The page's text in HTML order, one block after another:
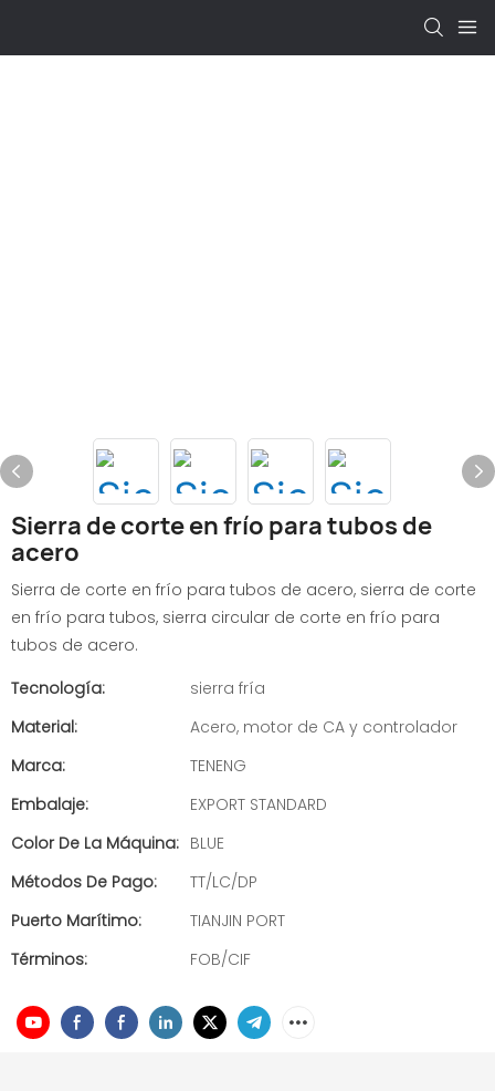
Sierra de corte en frío para tubos de
acero
Sierra de corte en frío para tubos de acero, sierra de corte
en frío para tubos, sierra circular de corte en frío para
tubos de acero.
Tecnología:
sierra fría
Material:
Acero, motor de CA y controlador
Marca:
TENENG
Embalaje:
EXPORT STANDARD
Color De La Máquina: BLUE
Métodos De Pago:
TT/LC/DP
Puerto Marítimo:
TIANJIN PORT
Términos:
FOB/CIF